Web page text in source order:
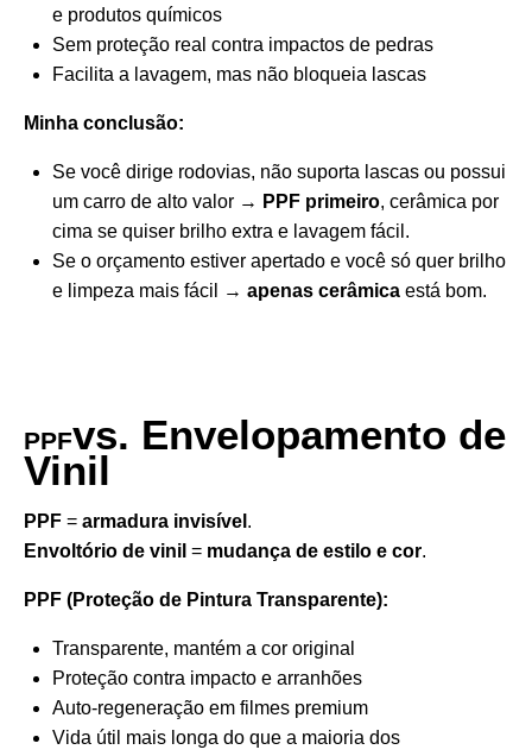
e produtos químicos
Sem proteção real contra impactos de pedras
Facilita a lavagem, mas não bloqueia lascas
Minha conclusão:
Se você dirige rodovias, não suporta lascas ou possui
um carro de alto valor → PPF primeiro, cerâmica por
cima se quiser brilho extra e lavagem fácil.
Se o orçamento estiver apertado e você só quer brilho
e limpeza mais fácil → apenas cerâmica está bom.
PPFvs. Envelopamento de
Vinil
PPF = armadura invisível .
Envoltório de vinil = mudança de estilo e cor.
PPF (Proteção de Pintura Transparente):
Transparente, mantém a cor original
Proteção contra impacto e arranhões
Auto-regeneração em filmes premium
Vida útil mais longa do que a maioria dos